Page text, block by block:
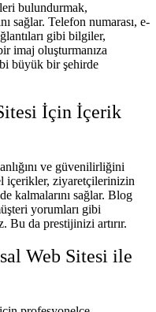
bulundurmak,
sağlar. Telefon numarası, e-
gibi bilgiler,
imaj oluşturmanıza
büyük bir şehirde
İçin İçerik
ve güvenilirliğini
içerikler, ziyaretçilerinizin
kalmalarını sağlar. Blog
yorumları gibi
Bu da prestijinizi artırır.
Web Sitesi ile